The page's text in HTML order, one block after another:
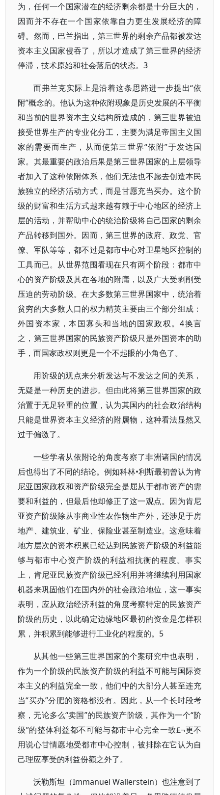
为，任何一个国家潜在的经济剩余都是十分巨大的，
因而并不存在一个国家依靠自力更生发展经济的障
碍。然而，巴兰指出，第三世界的剩余产品都被发达
资本主义国家侵吞了，所以才造成了第三世界的经济
停滞，技术原始和社会落后的状态。3
而弗兰克实际上是沿着这条思路进一步提出“依
附”概念的。他认为这种依附现象是历史发展的不平衡
和当前的世界资本主义结构所造成的，第三世界被迫
接受世界生产的专业化分工，主要为满足帝国主义国
家的需要而生产，从而使第三世界“依附”于发达国
家。其最重要的政治后果是第三世界国家的上层领导
者加入了这种依附体系，他们无法也不愿去创造本民
族独立的经济活动方式，而是甘愿充当买办。这个阶
级的财富和生活方式越来越有赖于中心地区的经济上
层的活动，并帮助中心的统治阶级将自己国家的剩余
产品转移到国外。因而，第三世界的政府、政党、官
僚、军队等等，都不过是都市中心对卫星地区控制的
工具而已。从世界范围看现在只有两个阶段：都市中
心的资产阶级及其在各地的附庸，以及广大受剥削受
压迫的劳动阶级。在大多数第三世界国家中，统治着
贫穷的大多数人口的权力精英主要由三个部分组成：
外国资本家，本国寡头和当地的国家政权。4换言
之，第三世界国家的民族资产阶级只是外国资本的助
手，而国家政权则更是一个不起眼的小角色了。
用阶级的观点来分析发达与不发达之间的关系，
无疑是一种历史的进步。但由此将第三世界国家的政
治置于无足轻重的位置，认为其国内的社会政治结构
只能是世界资本主义经济的附属物，这种看法显然又
过于偏激了。
一些学者从依附论的角度考察了非洲诸国的情况
后也得出了不同的结论。例如科林•利斯最初曾认为肯
尼亚国家政权和资产阶级完全是屈从于都市资产的需
要和利益的，但最后他却修正了这一观点。因为肯尼
亚资产阶级除从事商业性农作物生产外，还涉足于房
地产、建筑业、矿业、保险业甚至制造业。这意味着
地方层次的资本积累已经达到民族资产阶级的利益能
够与都市中心资产阶级的利益相抗衡的程度。事实
上，肯尼亚民族资产阶级已经利用并将继续利用国家
机器来巩固他们在国内外的社会政治地位，这一事实
表明，应从政治经济利益的角度考察特定的民族资产
阶级的历史，以此确定边缘地区最初的资金是怎样积
累，并积累到能够进行工业化的程度的。5
从其他一些第三世界国家的个案研究中也表明，
作为一个阶级的民族资产阶级的利益不可能与国际资
本主义的利益完全一致，他们中的大部分人甚至连充
当“买办”分肥的资格都没有。因此，从一个长时段考
察，无论多么“卖国”的民族资产阶级，其作为一个“阶
级”的整体利益都不可能与都市中心完全一致£¬更不
用说心甘情愿地受都市中心控制，被排除在它认为自
己理应享受的利益份额之外了。
沃勒斯坦（Immanuel Wallerstein）也注意到了